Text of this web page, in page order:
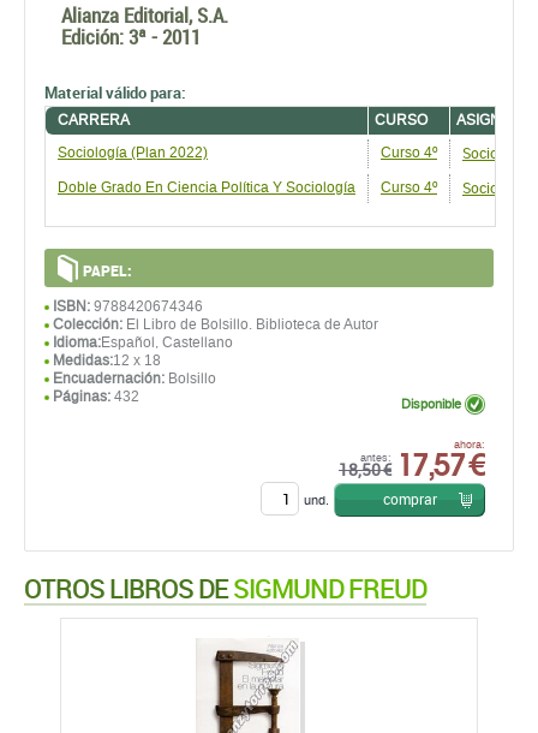
Alianza Editorial, S.A.
Edición:3ª - 2011
Material válido para:
CARRERA CURSO
Sociología (Plan 2022)
Curso 4º Sociología
Doble Grado En Ciencia Política Y Sociología Curso 4º Sociología
PAPEL:
ISBN: 9788420674346
Colección: El Libro de Bolsillo. Biblioteca de Autor
Idioma:Español, Castellano
Medidas:12 x 18
Encuadernación: Bolsillo
Páginas: 432
antes:
18,50 €
ahora:
17,57 €
Disponible
und. comprar
OTROS LIBROS DESIGMUND FREUD